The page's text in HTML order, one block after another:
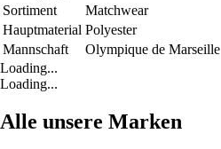
Sortiment
Matchwear
Hauptmaterial Polyester
Mannschaft
Olympique de Marseille
Loading...
Loading...
Alle unsere Marken